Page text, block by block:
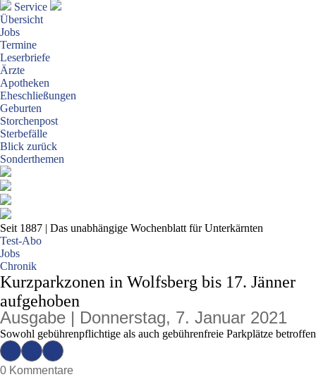
Service
Übersicht
Jobs
Termine
Leserbriefe
Ärzte
Apotheken
Eheschließungen
Geburten
Storchenpost
Sterbefälle
Blick zurück
Sonderthemen
Seit 1887 | Das unabhängige Wochenblatt für Unterkärnten
Test-Abo
Jobs
Chronik
Kurzparkzonen in Wolfsberg bis 17. Jänner
aufgehoben
Ausgabe | Donnerstag, 7. Januar 2021
Sowohl gebührenpflichtige als auch gebührenfreie Parkplätze betroffen
0 Kommentare